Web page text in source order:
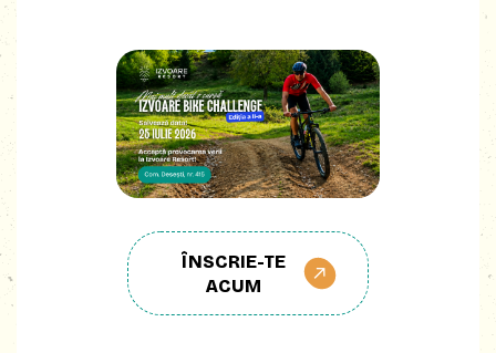
ÎNSCRIE-TE
ACUM